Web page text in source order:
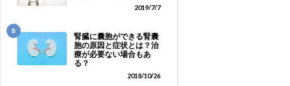
2019/7/7
8
腎臓に囊胞ができる腎囊
胞の原因と症状とは？治
療が必要ない場合もあ
る？
2018/10/26